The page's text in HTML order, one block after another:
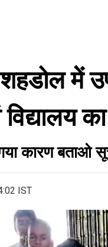
मेें
कारण बताओ
IST